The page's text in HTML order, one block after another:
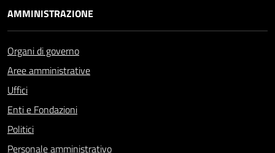
AMMINISTRAZIONE
Organi di governo
Aree amministrative
Uffici
Enti e Fondazioni
Politici
Personale amministrativo